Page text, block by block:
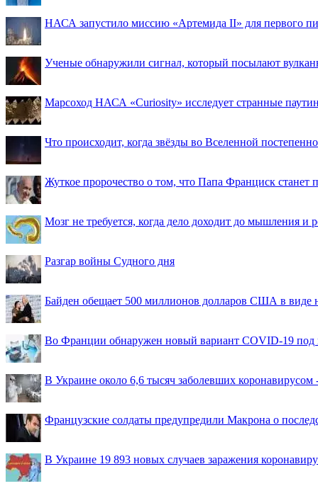
НАСА запустило миссию «Артемида II» для первого
Ученые обнаружили сигнал, который посылают
Марсоход НАСА «Curiosity» исследует странные
Что происходит, когда звёзды во Вселенной
Жуткое пророчество о том, что Папа Франциск
Мозг не требуется, когда дело доходит до мышления и
Разгар войны Судного дня
Байден обещает 500 миллионов долларов США в
Во Франции обнаружен новый вариант COVID-19 под
В Украине около 6,6 тысяч заболевших коронавирусом
Французские солдаты предупредили Макрона о
В Украине 19 893 новых случаев заражения